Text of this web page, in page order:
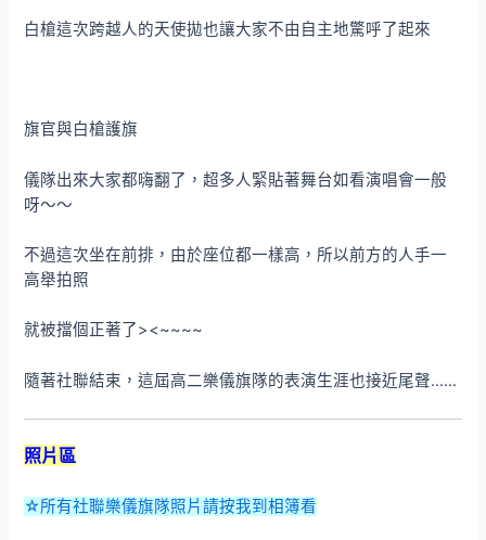
白槍這次跨越人的天使拋也讓大家不由自主地驚呼了起來
旗官與白槍護旗
儀隊出來大家都嗨翻了，超多人緊貼著舞台如看演唱會一般
呀～～
不過這次坐在前排，由於座位都一樣高，所以前方的人手一
高舉拍照
就被擋個正著了><~~~~
隨著社聯結束，這屆高二樂儀旗隊的表演生涯也接近尾聲……
照片區
☆所有社聯樂儀旗隊照片請按我到相簿看